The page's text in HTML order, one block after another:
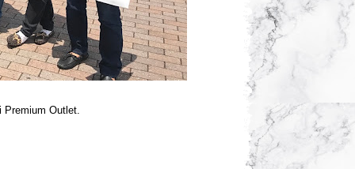
Premium Outlet.